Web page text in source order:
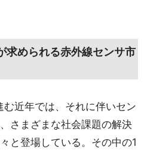
求められる赤外線センサ市
近年では、それに伴いセン
さまざまな社会課題の解決
と登場している。その中の1